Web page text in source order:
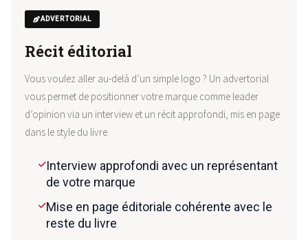
ADVERTORIAL
Récit éditorial
Vous voulez aller au-delà d’un simple logo ? Un advertorial
vous permet de positionner votre marque comme leader
d’opinion via un interview et un récit approfondi, mis en page
dans le style du livre.
Interview approfondi avec un représentant
de votre marque
Mise en page éditoriale cohérente avec le
reste du livre